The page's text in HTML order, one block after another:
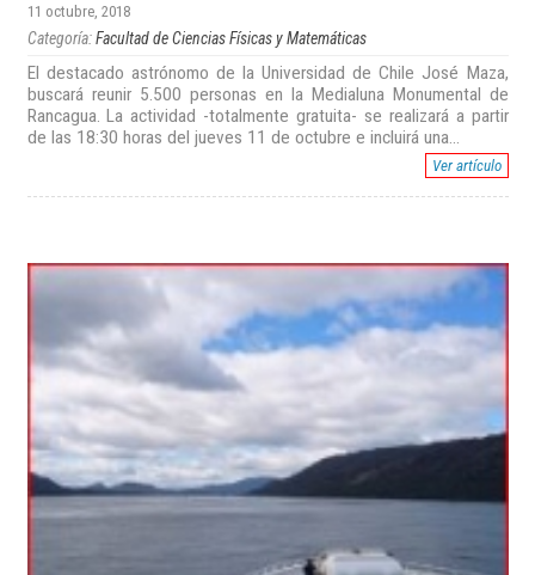
11 octubre, 2018
Categoría:Facultad de Ciencias Físicas y Matemáticas
El destacado astrónomo de la Universidad de Chile José Maza,
buscará reunir 5.500 personas en la Medialuna Monumental de
Rancagua. La actividad -totalmente gratuita- se realizará a partir
de las 18:30 horas del jueves 11 de octubre e incluirá una...
Ver artículo